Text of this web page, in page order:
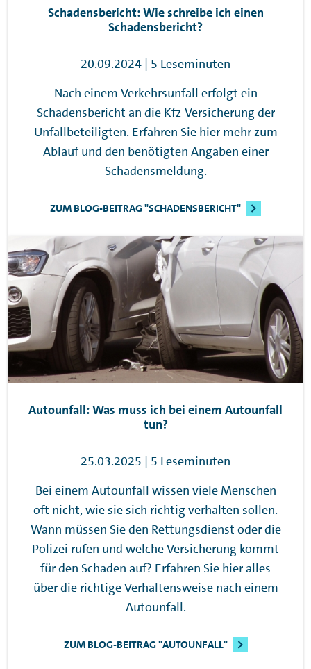
Schadensbericht: Wie schreibe ich einen
Schadensbericht?
20.09.2024 | 5 Leseminuten
Nach einem Verkehrsunfall erfolgt ein
Schadensbericht an die Kfz-Versicherung der
Unfallbeteiligten. Erfahren Sie hier mehr zum
Ablauf und den benötigten Angaben einer
Schadensmeldung.
ZUM BLOG-BEITRAG "SCHADENSBERICHT"
Autounfall: Was muss ich bei einem Autounfall
tun?
25.03.2025 | 5 Leseminuten
Bei einem Autounfall wissen viele Menschen
oft nicht, wie sie sich richtig verhalten sollen.
Wann müssen Sie den Rettungsdienst oder die
Polizei rufen und welche Versicherung kommt
für den Schaden auf? Erfahren Sie hier alles
über die richtige Verhaltensweise nach einem
Autounfall.
ZUM BLOG-BEITRAG "AUTOUNFALL"